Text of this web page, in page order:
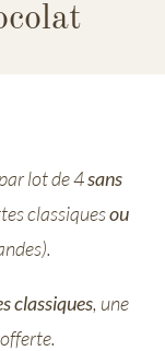
lot de 4sans
classiquesou
classiques, une